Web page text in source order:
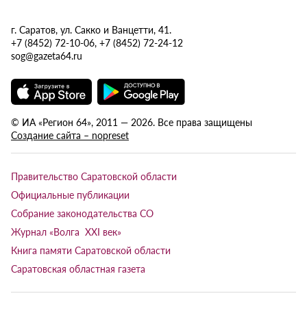
г. Саратов, ул. Сакко и Ванцетти, 41.
+7 (8452) 72-10-06, +7 (8452) 72-24-12
sog@gazeta64.ru
© ИА «Регион 64», 2011 — 2026. Все права защищены
Создание сайта – nopreset
Правительство Саратовской области
Официальные публикации
Собрание законодательства СО
Журнал «Волга XXI век»
Книга памяти Саратовской области
Саратовская областная газета